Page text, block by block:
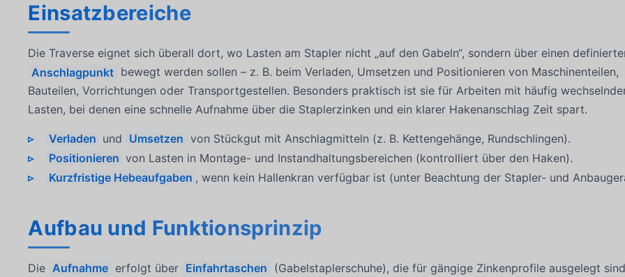
Einsatzbereiche
Die Traverse eignet sich überall dort, wo Lasten am Stapler nicht „auf den Gabeln“, sondern über einen
Anschlagpunkt bewegt werden sollen – z. B. beim Verladen, Umsetzen und Positionieren von Maschinenteilen,
Bauteilen, Vorrichtungen oder Transportgestellen. Besonders praktisch ist sie für Arbeiten mit häufig
Lasten, bei denen eine schnelle Aufnahme über die Staplerzinken und ein klarer Hakenanschlag Zeit spart.
Verladen und Umsetzen von Stückgut mit Anschlagmitteln (z. B. Kettengehänge, Rundschlingen).
Positionieren von Lasten in Montage- und Instandhaltungsbereichen (kontrolliert über den Haken).
Kurzfristige Hebeaufgaben , wenn kein Hallenkran verfügbar ist (unter Beachtung der Stapler- und
Aufbau und Funktionsprinzip
Die Aufnahme erfolgt über Einfahrtaschen (Gabelstaplerschuhe), die für gängige Zinkenprofile ausgelegt